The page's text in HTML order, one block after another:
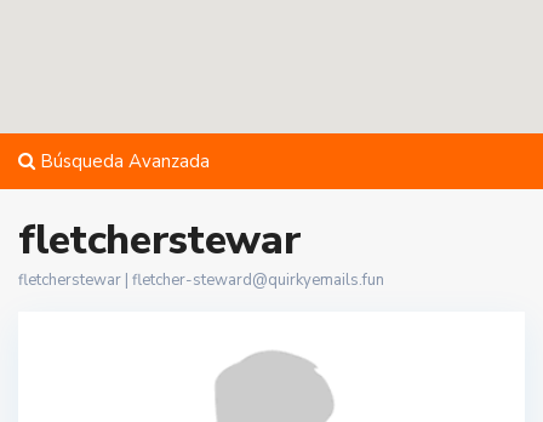
Búsqueda Avanzada
fletcherstewar
fletcherstewar | fletcher-steward@quirkyemails.fun